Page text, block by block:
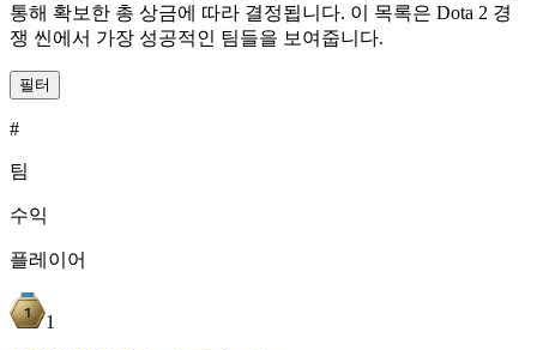
통해 확보한 총 상금에 따라 결정됩니다. 이 목록은 Dota 2 경
쟁 씬에서 가장 성공적인 팀들을 보여줍니다.
필터
#
팀
수익
플레이어
1